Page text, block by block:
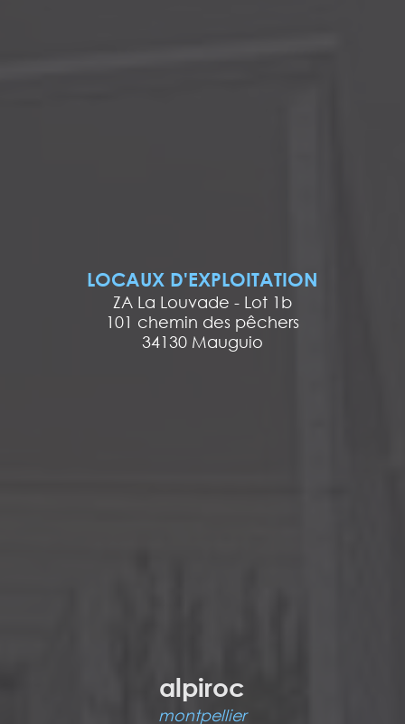
LOCAUX D'EXPLOITATION
ZA La Louvade - Lot 1b
101 chemin des pêchers
34130 Mauguio
alpiroc
montpellier